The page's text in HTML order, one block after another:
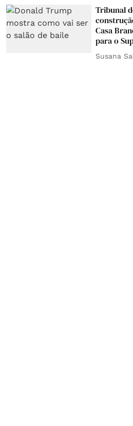
Tribunal
Casa
para o
Susana